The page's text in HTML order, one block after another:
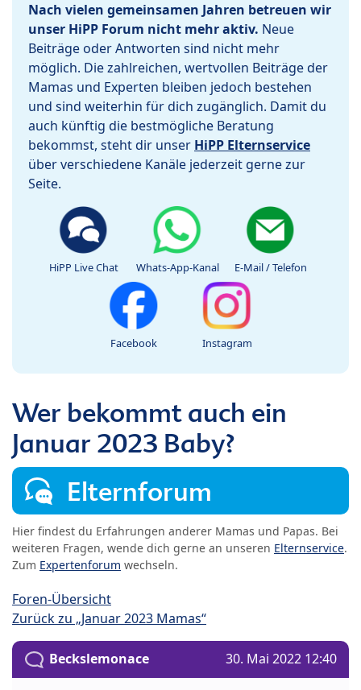
Nach vielen gemeinsamen Jahren betreuen wir
unser HiPP Forum nicht mehr aktiv. Neue
Beiträge oder Antworten sind nicht mehr
möglich. Die zahlreichen, wertvollen Beiträge der
Mamas und Experten bleiben jedoch bestehen
und sind weiterhin für dich zugänglich. Damit du
auch künftig die bestmögliche Beratung
bekommst, steht dir unser HiPP Elternservice
über verschiedene Kanäle jederzeit gerne zur
Seite.
HiPP Live Chat Whats-App-Kanal E-Mail / Telefon
Facebook Instagram
Wer bekommt auch ein
Januar 2023 Baby?
Elternforum
Hier findest du Erfahrungen anderer Mamas und Papas. Bei
weiteren Fragen, wende dich gerne an unseren Elternservice.
Zum Expertenforum wechseln.
Foren-Übersicht
Zurück zu „Januar 2023 Mamas“
Beckslemonace 30. Mai 2022 12:40